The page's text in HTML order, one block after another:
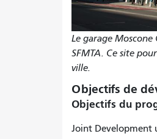
Le garage
SFMTA. Ce site
ville.
Objectifs de
Objectifs du
Joint Development